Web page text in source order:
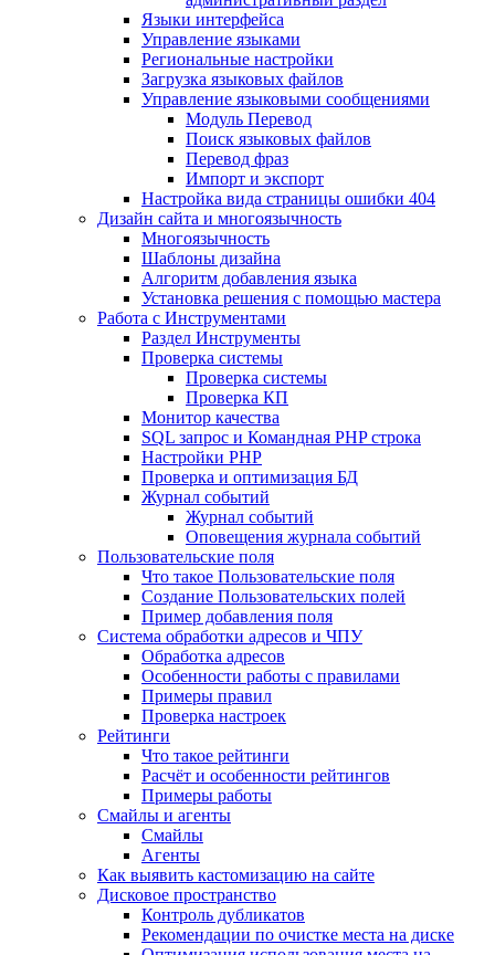
Языки интерфейса
Управление языками
Региональные настройки
Загрузка языковых файлов
Управление языковыми сообщениями
Mодуль Перевод
Поиск языковых файлов
Перевод фраз
Импорт и экспорт
Настройка вида страницы ошибки 404
Дизайн сайта и многоязычность
Многоязычность
Шаблоны дизайна
Алгоритм добавления языка
Установка решения с помощью мастера
Работа с Инструментами
Раздел Инструменты
Проверка системы
Проверка системы
Проверка КП
Монитор качества
SQL запрос и Командная PHP строка
Настройки PHP
Проверка и оптимизация БД
Журнал событий
Журнал событий
Оповещения журнала событий
Пользовательские поля
Что такое Пользовательские поля
Создание Пользовательских полей
Пример добавления поля
Система обработки адресов и ЧПУ
Обработка адресов
Особенности работы с правилами
Примеры правил
Проверка настроек
Рейтинги
Что такое рейтинги
Расчёт и особенности рейтингов
Примеры работы
Смайлы и агенты
Смайлы
Агенты
Как выявить кастомизацию на сайте
Дисковое пространство
Контроль дубликатов
Рекомендации по очистке места на диске